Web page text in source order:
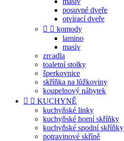
posuvné dveře
otvírací dveře
  komody
lamino
masiv
zrcadla
toaletní stolky
šperkovnice
skříňka na lůžkoviny
koupelnový nábytek
  KUCHYNĚ
kuchyňské linky
kuchyňské horní skříňky
kuchyňské spodní skříňky
potravinové skříně